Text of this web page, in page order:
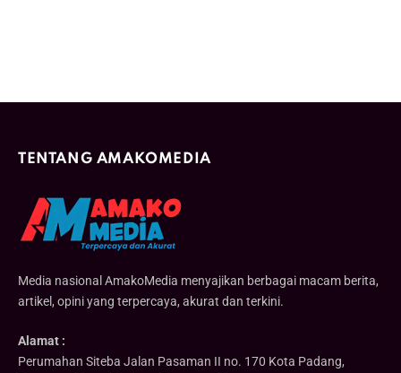
TENTANG AMAKOMEDIA
Media nasional AmakoMedia menyajikan berbagai macam berita,
artikel, opini yang terpercaya, akurat dan terkini.
Alamat :
Perumahan Siteba Jalan Pasaman II no. 170 Kota Padang,